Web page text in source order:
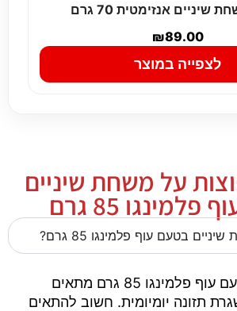
שיניים אנזימטית 70 גרם
₪89.00
לצפייה במוצר
על משחת שיניים
85 גרם
בטעם עוף פלמינגו 85 גרם?
משחת שיניים בטעם עוף פלמינגו 85 גרם מתאים
תזונה יומיומית. חשוב להתאים